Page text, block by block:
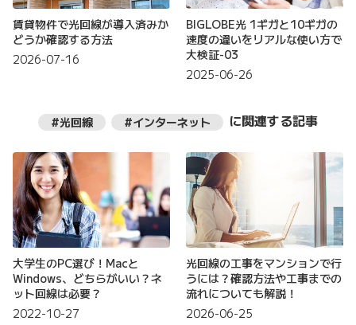
賃貸物件で光回線が導入済みか
どうか確認する方法
2026-07-16
BIGLOBE光 1ギガと10ギガの
速度の違いをリアルな使い方で
大検証-03
2025-06-26
#光回線 #インターネット に関連する記事
大学生のPC選び！Macと
Windows、どちらがいい？ネ
ット回線は必要？
2022-10-27
光回線の工事をマンションで行
うには？確認方法や工事までの
流れについても解説！
2026-06-25